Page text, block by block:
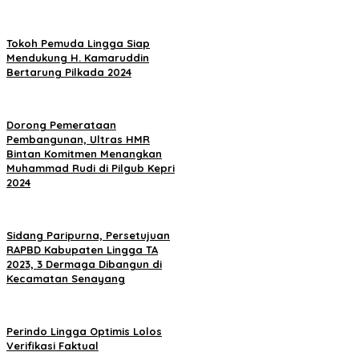
Tokoh Pemuda Lingga Siap
Mendukung H. Kamaruddin
Bertarung Pilkada 2024
Dorong Pemerataan
Pembangunan, Ultras HMR
Bintan Komitmen Menangkan
Muhammad Rudi di Pilgub Kepri
2024
Sidang Paripurna, Persetujuan
RAPBD Kabupaten Lingga TA
2023, 3 Dermaga Dibangun di
Kecamatan Senayang
Perindo Lingga Optimis Lolos
Verifikasi Faktual